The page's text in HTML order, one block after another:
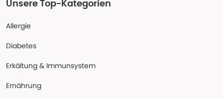
Unsere Top-Kategorien
Allergie
Diabetes
Erkältung & Immunsystem
Ernährung